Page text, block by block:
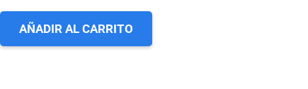
AÑADIR AL CARRITO